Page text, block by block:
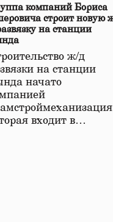
компаний Бориса
строит новую
на станции
ж/д
на станции
начато
входит в…